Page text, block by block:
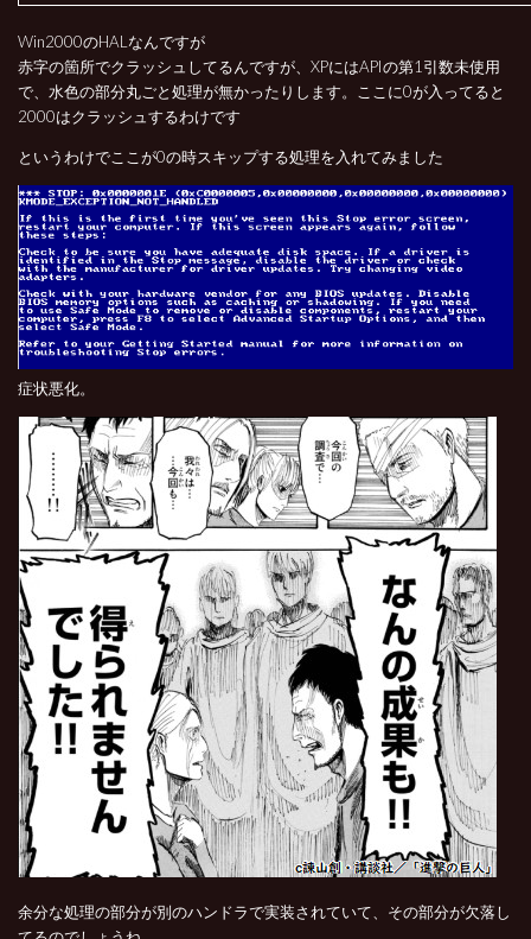
Win2000のHALなんですが
赤字の箇所でクラッシュしてるんですが、XPにはAPIの第1引数未使用
で、水色の部分丸ごと処理が無かったりします。ここに0が入ってると
2000はクラッシュするわけです
というわけでここが0の時スキップする処理を入れてみました
症状悪化。
余分な処理の部分が別のハンドラで実装されていて、その部分が欠落し